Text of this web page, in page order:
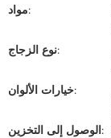
مواد:
نوع الزجاج:
خيارات الألوان:
الوصول إلى التخزين: